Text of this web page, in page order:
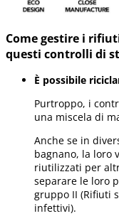
Come gestire i
questi controlli di
È possibile
Purtroppo, i
una miscela di
Anche se in
bagnano, la loro
riutilizzati per
separare le loro
gruppo II (Rifiuti
infettivi).